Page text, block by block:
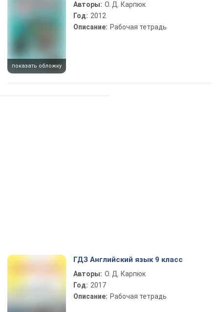
показать обложку
Авторы: О. Д. Карпюк
Год: 2012
Описание: Рабочая тетрадь
ГДЗ Английский язык 9 класс
Авторы: О. Д. Карпюк
Год: 2017
Описание: Рабочая тетрадь